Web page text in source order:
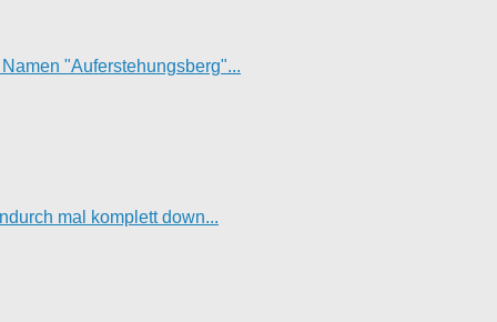
"Auferstehungsberg"...
mal komplett down...